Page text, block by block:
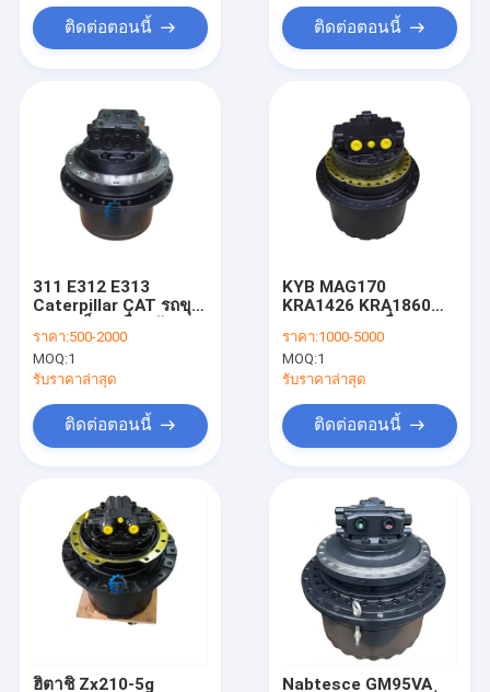
ผลิตภัณฑ์
วิดีโอ
เกี่ยวกับเรา
ควบคุมคุณภาพ
ติดต่อเรา
ข่าว
อุปกรณ์ excavator Final Drive มอเตอร์เดินทาง
กล่องเกียร์ลดการเดินทางของรถขุด
ติดต่อตอนนี้ ติดต่อตอนนี้
311 E312 E313
Caterpillar CAT รถขุด
เคลื่อนท้าย รถยนต์เดิน
ทาง รวม 114-8222
151-9688
ราคา:500-2000
MOQ:1
รับราคาล่าสุด
ติดต่อตอนนี้
KYB MAG170
KRA1426 KRA1860
เครื่องยนต์ไฟฟ้า
SH200A3 SH210A5
SK250-8 SY215
ราคา:1000-5000
MOQ:1
รับราคาล่าสุด
ติดต่อตอนนี้
ฮิตาชิ Zx210-5g
Nabtesce GM95VA